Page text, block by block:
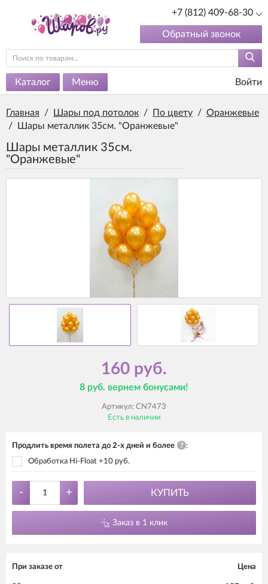
+7 (812) 409-68-30
Обратный звонок
Каталог Меню Войти
Главная / Шары под потолок / По цвету / Оранжевые
/
Шары металлик 35см. "Оранжевые"
Шары металлик 35см.
"Оранжевые"
160 руб.
8 руб. вернем бонусами!
Артикул: CN7473
Есть в наличии
Продлить время полета до 2-х дней и более ? :
Обработка Hi-Float +10 руб.
- + КУПИТЬ
Заказ в 1 клик
При заказе от Цена